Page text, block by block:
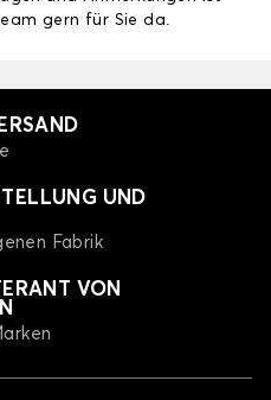
gern für Sie da.
UND
Fabrik
VON